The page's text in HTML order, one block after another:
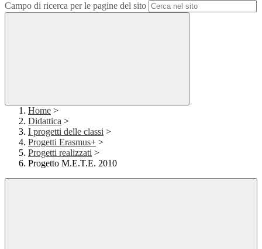
Campo di ricerca per le pagine del sito
Home >
Didattica >
I progetti delle classi >
Progetti Erasmus+ >
Progetti realizzati >
Progetto M.E.T.E. 2010